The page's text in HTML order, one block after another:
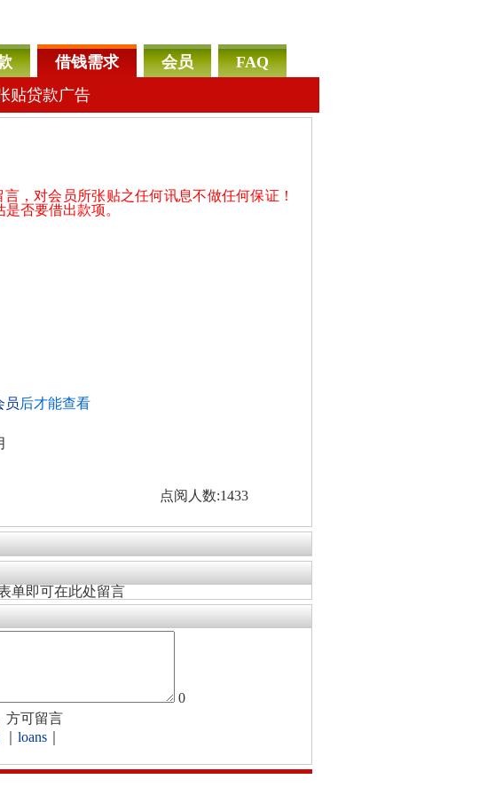
借钱需求 会员
FAQ
贴贷款广告
，对会员所张贴之任何讯息不做任何保证！
否要借出款项。
员后才能查看
点阅人数:1433
单即可在此处留言
0
方可留言
loans